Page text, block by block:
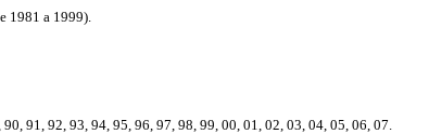
1981 a 1999).
91, 92, 93, 94, 95, 96, 97, 98, 99, 00, 01, 02, 03, 04, 05, 06, 07.